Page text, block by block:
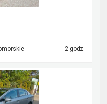
2 godz.